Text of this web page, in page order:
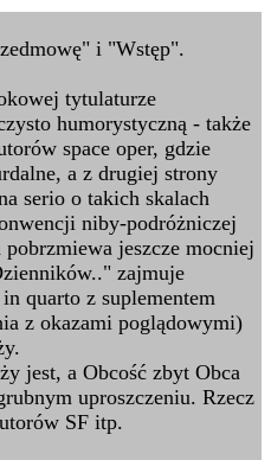
i "Wstęp".
tytulaturze
humorystyczną - także
space oper, gdzie
a z drugiej strony
serio o takich skalach
niby-podróżniczej
jeszcze mocniej
zajmuje
quarto z suplementem
z okazami poglądowymi)
jest, a Obcość zbyt Obca
uproszczeniu. Rzecz
SF itp.